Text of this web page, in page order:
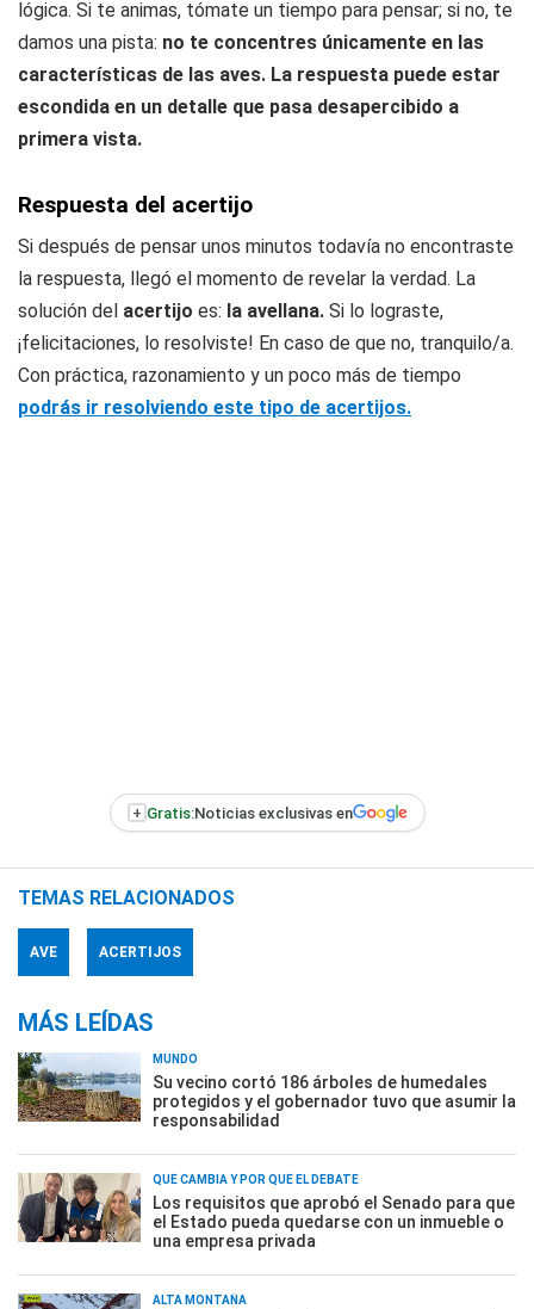
lógica. Si te animas, tómate un tiempo para pensar; si no, te
damos una pista: no te concentres únicamente en las
características de las aves. La respuesta puede estar
escondida en un detalle que pasa desapercibido a
primera vista.
Respuesta del acertijo
Si después de pensar unos minutos todavía no encontraste
la respuesta, llegó el momento de revelar la verdad. La
solución del acertijo es: la avellana. Si lo lograste,
¡felicitaciones, lo resolviste! En caso de que no, tranquilo/a.
Con práctica, razonamiento y un poco más de tiempo
podrás ir resolviendo este tipo de acertijos.
+ Gratis:Noticias exclusivas en
TEMAS RELACIONADOS
AVE ACERTIJOS
MÁS LEÍDAS
MUNDO
Su vecino cortó 186 árboles de humedales
protegidos y el gobernador tuvo que asumir la
responsabilidad
QUÉ CAMBIA Y POR QUÉ EL DEBATE
Los requisitos que aprobó el Senado para que
el Estado pueda quedarse con un inmueble o
una empresa privada
ALTA MONTAÑA